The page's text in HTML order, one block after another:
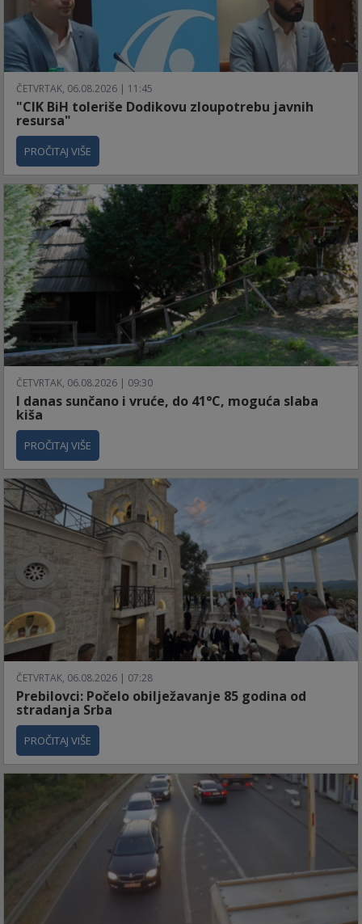
ČETVRTAK, 06.08.2026 | 11:45
"CIK BiH toleriše Dodikovu zloupotrebu javnih
resursa"
PROČITAJ VIŠE
ČETVRTAK, 06.08.2026 | 09:30
I danas sunčano i vruće, do 41°C, moguća slaba
kiša
PROČITAJ VIŠE
ČETVRTAK, 06.08.2026 | 07:28
Prebilovci: Počelo obilježavanje 85 godina od
stradanja Srba
PROČITAJ VIŠE